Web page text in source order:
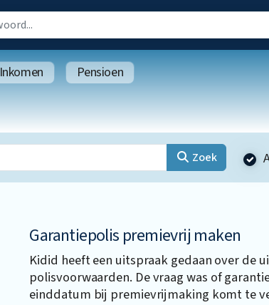
Inkomen
Pensioen
Zoek
Garantiepolis premievrij maken
Kidid heeft een uitspraak gedaan over de
polisvoorwaarden. De vraag was of
einddatum bij premievrijmaking komt te